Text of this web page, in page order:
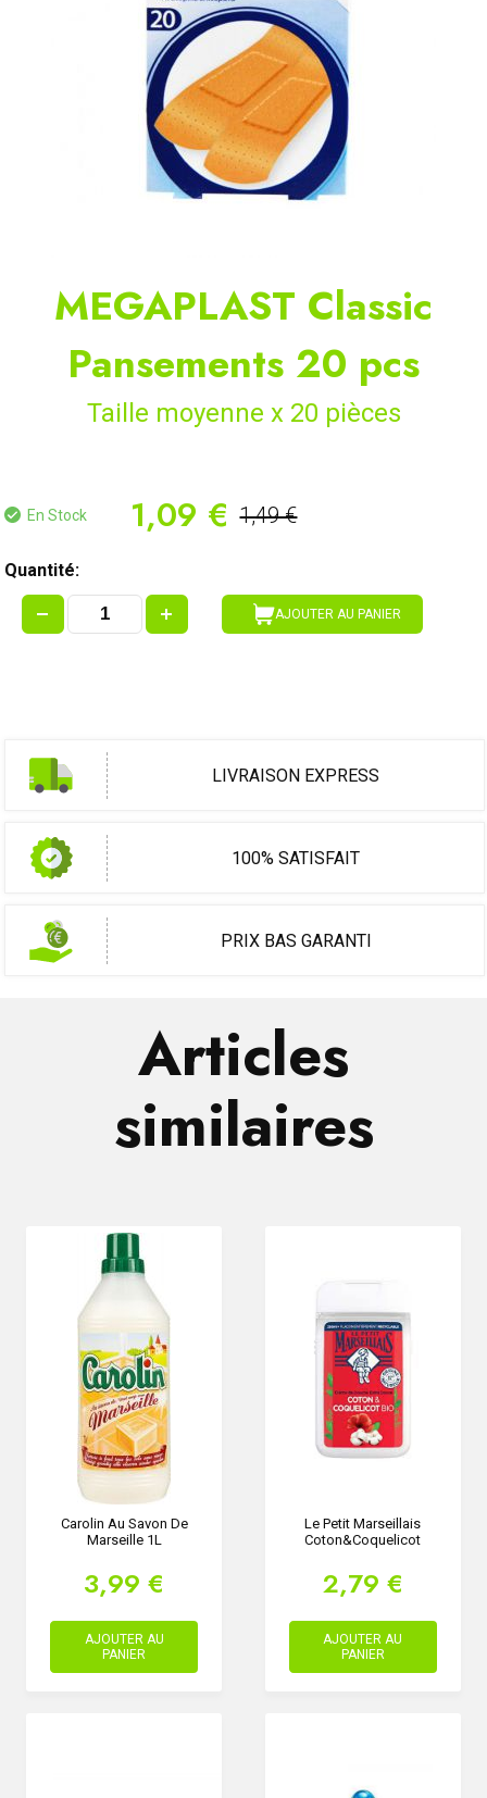
MEGAPLAST Classic
Pansements 20 pcs
Taille moyenne x 20 pièces
En Stock 1,09 € 1,49 €
Quantité:
AJOUTER AU PANIER
LIVRAISON EXPRESS
100% SATISFAIT
PRIX BAS GARANTI
Articles
similaires
Carolin Au Savon De
Marseille 1L
3,99 €
AJOUTER AU
PANIER
Le Petit Marseillais
Coton&Coquelicot
2,79 €
AJOUTER AU
PANIER